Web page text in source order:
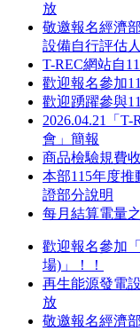
放
敬邀報名經濟
設備自行評估
T-REC網站自
歡迎報名參加
歡迎踴躍參與
2026.04.21「
會」簡報
商品檢驗規費
本部115年度
證部分說明
每月結算電量
歡迎報名參加
場)」！！
再生能源發電
放
敬邀報名經濟